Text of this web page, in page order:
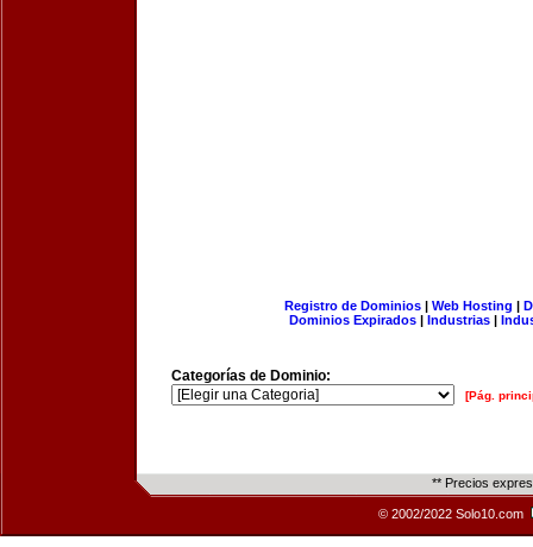
Registro de Dominios| Web Hosting |
Dominios Expirados | Industrias |
Categorías de Dominio:
[Pág.
** Precios
© 2002/2022 Solo10.com